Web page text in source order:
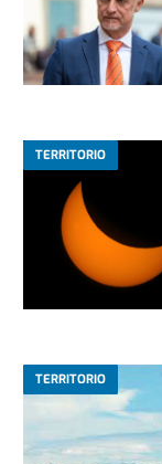
TERRITORIO
TERRITORIO